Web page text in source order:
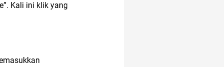
Kali ini klik yang